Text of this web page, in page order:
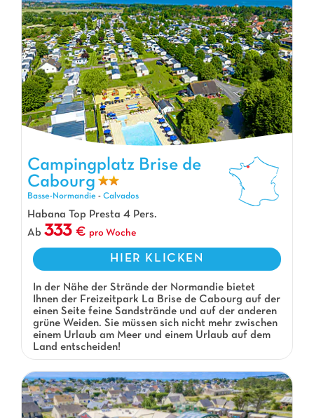
Campingplatz Brise de Cabourg, Campingplatz Basse-Normandie
Campingplatz Brise de
Cabourg
Basse-Normandie - Calvados
Habana Top Presta 4 Pers.
Ab 333 pro Woche
HIER KLICKEN
In der Nähe der Strände der Normandie bietet
Ihnen der Freizeitpark La Brise de Cabourg auf der
einen Seite feine Sandstrände und auf der anderen
grüne Weiden. Sie müssen sich nicht mehr zwischen
einem Urlaub am Meer und einem Urlaub auf dem
Land entscheiden!